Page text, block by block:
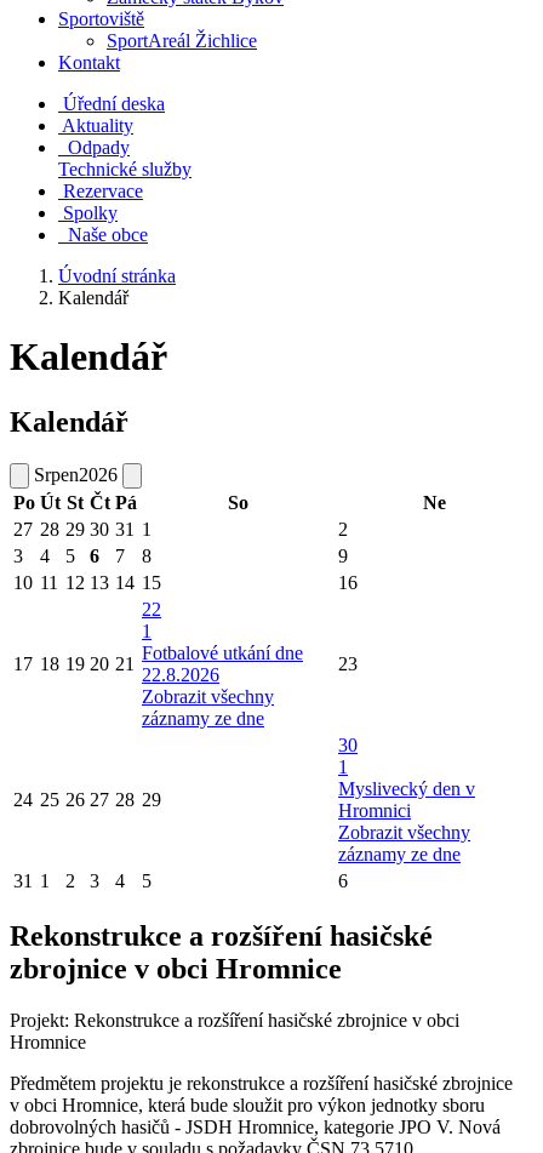
Sportoviště
SportAreál Žichlice
Kontakt
Úřední deska
Aktuality
Odpady
Technické služby
Rezervace
Spolky
Naše obce
Úvodní stránka
Kalendář
Kalendář
Kalendář
Srpen2026
Po Út St Čt Pá So
Ne
27 28 29 30 31 1
2
3
4 5 6 7 8
9
10 11 12 13 14 15 16
17 18 19 20 21
22
1
Fotbalové utkání dne
22.8.2026
Zobrazit všechny
záznamy ze dne
23
24 25 26 27 28 29
30
1
Myslivecký den v
Hromnici
Zobrazit všechny
záznamy ze dne
31 1 2 3 4 5 6
Rekonstrukce a rozšíření hasičské
zbrojnice v obci Hromnice
Projekt: Rekonstrukce a rozšíření hasičské zbrojnice v obci
Hromnice
Předmětem projektu je rekonstrukce a rozšíření hasičské zbrojnice
v obci Hromnice, která bude sloužit pro výkon jednotky sboru
dobrovolných hasičů - JSDH Hromnice, kategorie JPO V. Nová
zbrojnice bude v souladu s požadavky ČSN 73 5710.